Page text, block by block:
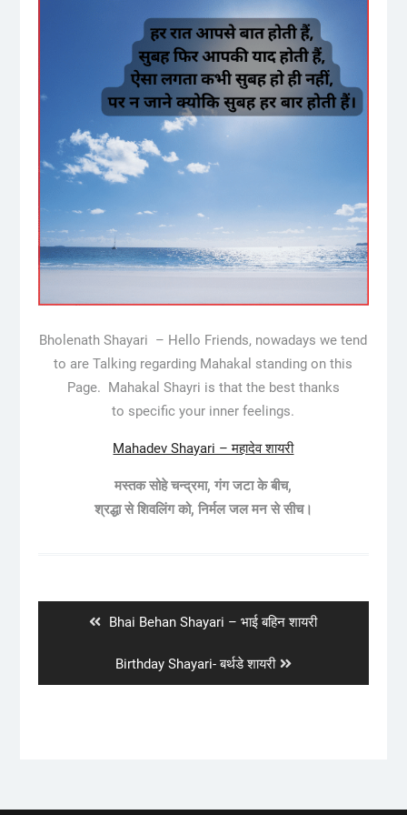
Bholenath Shayari – Hello Friends, nowadays we tend
to are Talking regarding Mahakal standing on this
Page. Mahakal Shayri is that the best thanks
to specific your inner feelings.
Mahadev Shayari – महादेव शायरी
मस्तक सोहे ‪चन्द्रमा‬, गंग ‪‎जटा‬ के बीच,
श्रद्धा‬ से ‪‎शिवलिंग‬ को, निर्मल जल मन से सीच।
Previous
Bhai Behan Shayari – भाई बहिन शायरी
Next
post:
Birthday Shayari- बर्थडे शायरी